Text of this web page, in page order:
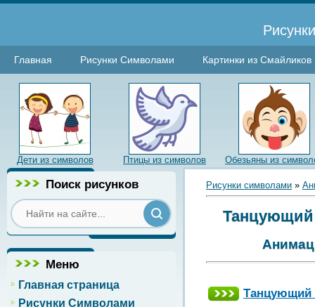
Главная Рисунки Символами Картинки из Смайликов
Дети из символов Птицы из символов Обезьяны из
Поиск рисунков
Меню
Главная страница
Рисунки Символами
Рисунки символами »
Танцующий
Танцующий